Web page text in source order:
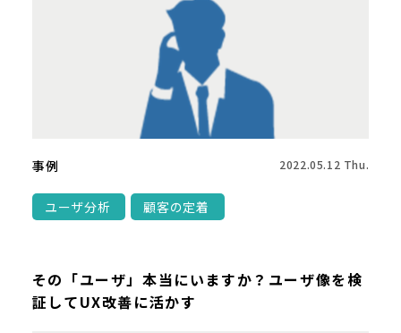
事例 2022.05.12 Thu.
ユーザ分析 顧客の定着
その「ユーザ」本当にいますか？ユーザ像を検
証してUX改善に活かす